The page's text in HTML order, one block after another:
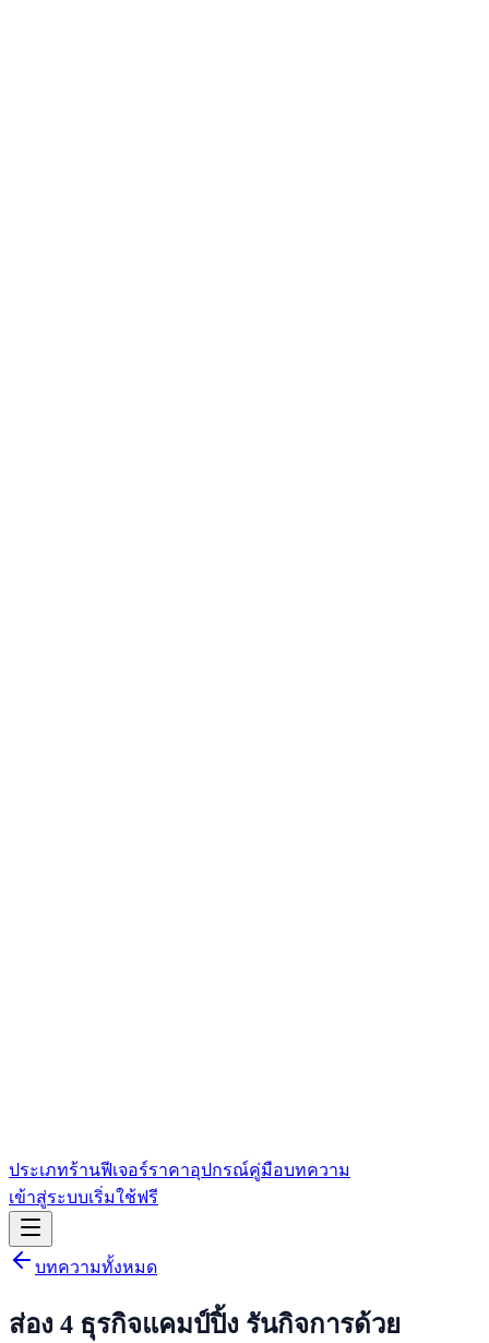
ประเภทร้านฟีเจอร์ราคาอุปกรณ์คู่มือบทความ
เข้าสู่ระบบเริ่มใช้ฟรี
บทความทั้งหมด
ส่อง 4 ธุรกิจแคมป์ปิ้ง รันกิจการด้วย